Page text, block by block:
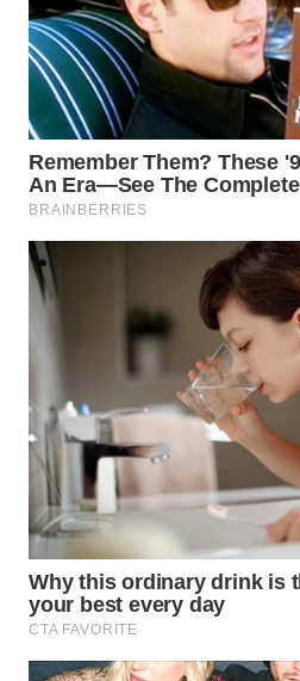
WN
BOGOR
WN
DEPOK
TAPANULI
WN
PADANG
LAWAS
WN
WN
CIANJUR